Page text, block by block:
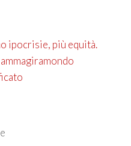
ipocrisie, più equità.